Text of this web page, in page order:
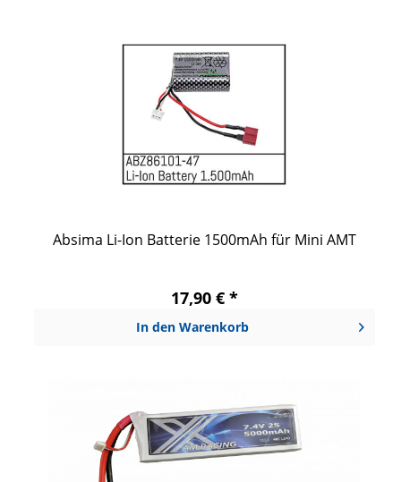
Absima Li-Ion Batterie 1500mAh für Mini AMT
17,90 € *
In den Warenkorb